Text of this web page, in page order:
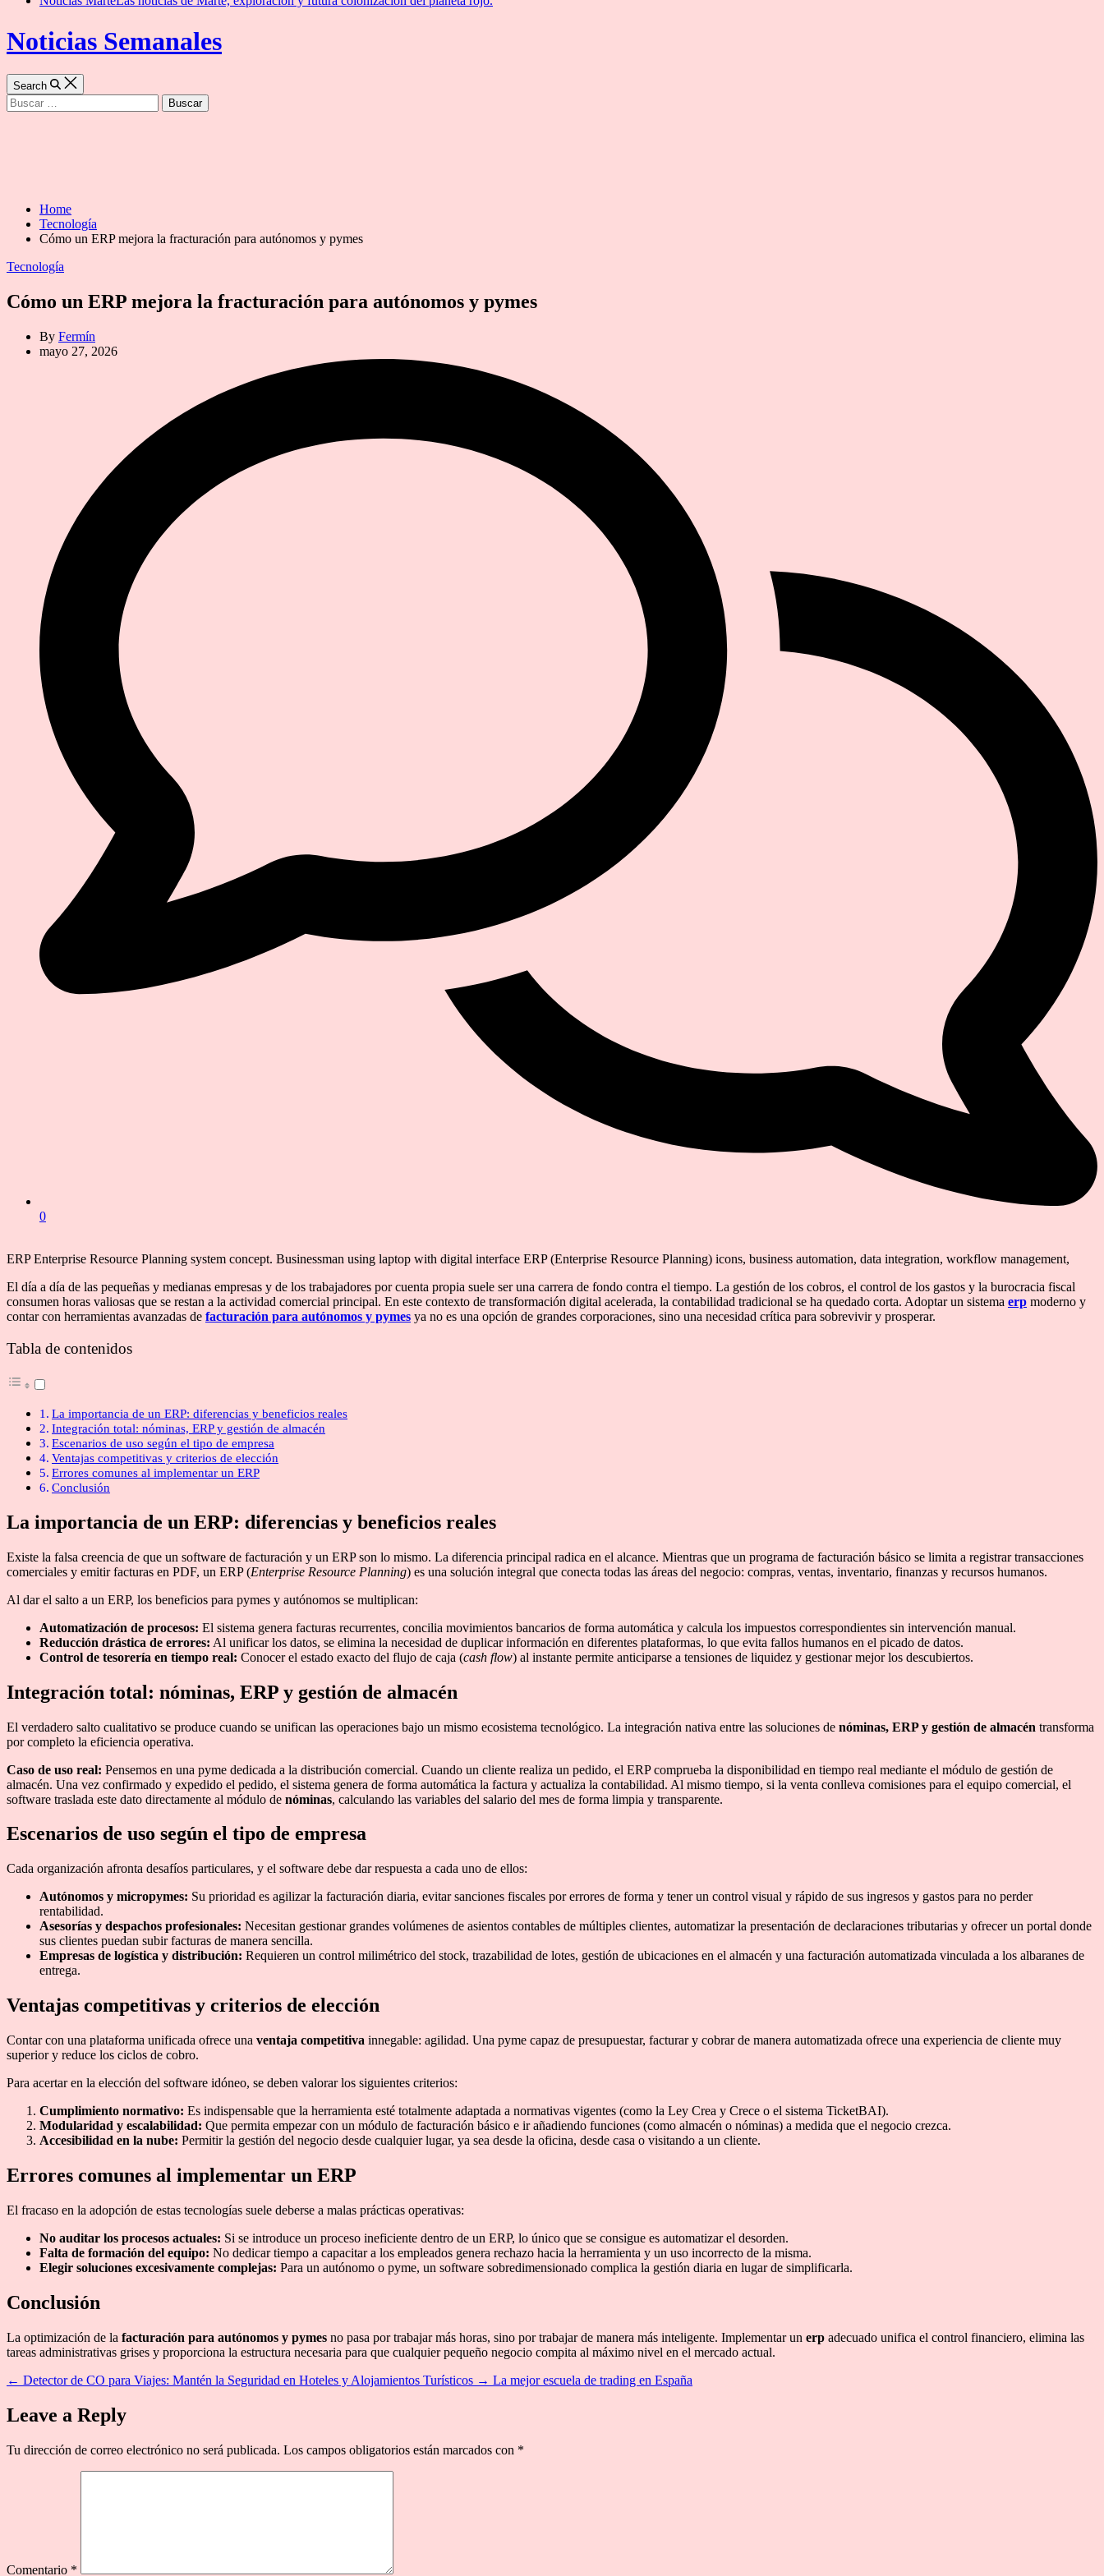
Noticias Semanales
Search
Buscar:
Home
Tecnología
Cómo un ERP mejora la fracturación para autónomos y pymes
Categories
Tecnología
Cómo un ERP mejora la fracturación para autónomos y pymes
By Fermín
mayo 27, 2026
0
ERP Enterprise Resource Planning system concept. Businessman using laptop with digital interface ERP (Enterprise Resource Planning) icons, business automation, data integration, workflow management,
El día a día de las pequeñas y medianas empresas y de los trabajadores por cuenta propia suele ser una carrera de fondo contra el tiempo. La gestión de los cobros, el control de los gastos y la burocracia fiscal
consumen horas valiosas que se restan a la actividad comercial principal. En este contexto de transformación digital acelerada, la contabilidad tradicional se ha quedado corta. Adoptar un sistema erp moderno y
contar con herramientas avanzadas de facturación para autónomos y pymes ya no es una opción de grandes corporaciones, sino una necesidad crítica para sobrevivir y prosperar.
Tabla de contenidos
La importancia de un ERP: diferencias y beneficios reales
Integración total: nóminas, ERP y gestión de almacén
Escenarios de uso según el tipo de empresa
Ventajas competitivas y criterios de elección
Errores comunes al implementar un ERP
Conclusión
La importancia de un ERP: diferencias y beneficios reales
Existe la falsa creencia de que un software de facturación y un ERP son lo mismo. La diferencia principal radica en el alcance. Mientras que un programa de facturación básico se limita a registrar transacciones
comerciales y emitir facturas en PDF, un ERP (Enterprise Resource Planning) es una solución integral que conecta todas las áreas del negocio: compras, ventas, inventario, finanzas y recursos humanos.
Al dar el salto a un ERP, los beneficios para pymes y autónomos se multiplican:
Automatización de procesos: El sistema genera facturas recurrentes, concilia movimientos bancarios de forma automática y calcula los impuestos correspondientes sin intervención manual.
Reducción drástica de errores: Al unificar los datos, se elimina la necesidad de duplicar información en diferentes plataformas, lo que evita fallos humanos en el picado de datos.
Control de tesorería en tiempo real: Conocer el estado exacto del flujo de caja (cash flow) al instante permite anticiparse a tensiones de liquidez y gestionar mejor los descubiertos.
Integración total: nóminas, ERP y gestión de almacén
El verdadero salto cualitativo se produce cuando se unifican las operaciones bajo un mismo ecosistema tecnológico. La integración nativa entre las soluciones de nóminas, ERP y gestión de almacén transforma
por completo la eficiencia operativa.
Caso de uso real: Pensemos en una pyme dedicada a la distribución comercial. Cuando un cliente realiza un pedido, el ERP comprueba la disponibilidad en tiempo real mediante el módulo de gestión de
almacén. Una vez confirmado y expedido el pedido, el sistema genera de forma automática la factura y actualiza la contabilidad. Al mismo tiempo, si la venta conlleva comisiones para el equipo comercial, el
software traslada este dato directamente al módulo de nóminas, calculando las variables del salario del mes de forma limpia y transparente.
Escenarios de uso según el tipo de empresa
Cada organización afronta desafíos particulares, y el software debe dar respuesta a cada uno de ellos:
Autónomos y micropymes: Su prioridad es agilizar la facturación diaria, evitar sanciones fiscales por errores de forma y tener un control visual y rápido de sus ingresos y gastos para no perder
rentabilidad.
Asesorías y despachos profesionales: Necesitan gestionar grandes volúmenes de asientos contables de múltiples clientes, automatizar la presentación de declaraciones tributarias y ofrecer un portal donde
sus clientes puedan subir facturas de manera sencilla.
Empresas de logística y distribución: Requieren un control milimétrico del stock, trazabilidad de lotes, gestión de ubicaciones en el almacén y una facturación automatizada vinculada a los albaranes de
entrega.
Ventajas competitivas y criterios de elección
Contar con una plataforma unificada ofrece una ventaja competitiva innegable: agilidad. Una pyme capaz de presupuestar, facturar y cobrar de manera automatizada ofrece una experiencia de cliente muy
superior y reduce los ciclos de cobro.
Para acertar en la elección del software idóneo, se deben valorar los siguientes criterios:
Cumplimiento normativo: Es indispensable que la herramienta esté totalmente adaptada a normativas vigentes (como la Ley Crea y Crece o el sistema TicketBAI).
Modularidad y escalabilidad: Que permita empezar con un módulo de facturación básico e ir añadiendo funciones (como almacén o nóminas) a medida que el negocio crezca.
Accesibilidad en la nube: Permitir la gestión del negocio desde cualquier lugar, ya sea desde la oficina, desde casa o visitando a un cliente.
Errores comunes al implementar un ERP
El fracaso en la adopción de estas tecnologías suele deberse a malas prácticas operativas:
No auditar los procesos actuales: Si se introduce un proceso ineficiente dentro de un ERP, lo único que se consigue es automatizar el desorden.
Falta de formación del equipo: No dedicar tiempo a capacitar a los empleados genera rechazo hacia la herramienta y un uso incorrecto de la misma.
Elegir soluciones excesivamente complejas: Para un autónomo o pyme, un software sobredimensionado complica la gestión diaria en lugar de simplificarla.
Conclusión
La optimización de la facturación para autónomos y pymes no pasa por trabajar más horas, sino por trabajar de manera más inteligente. Implementar un erp adecuado unifica el control financiero, elimina las
tareas administrativas grises y proporciona la estructura necesaria para que cualquier pequeño negocio compita al máximo nivel en el mercado actual.
← Detector de CO para Viajes: Mantén la Seguridad en Hoteles y Alojamientos Turísticos → La mejor escuela de trading en España
Leave a Reply
Tu dirección de correo electrónico no será publicada. Los campos obligatorios están marcados con *
Comentario *